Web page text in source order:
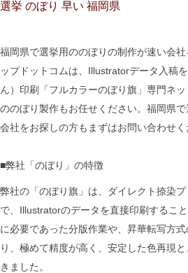
選挙 のぼり 早い 福岡県
福岡県で選挙用ののぼりの制作が速い会
ップドットコムは、Illustratorデータ入稿
ん）印刷「フルカラーのぼり旗」専門ネ
ののぼり製作もお任せください。福岡県
会社をお探しの方もまずはお問い合わせく
■弊社「のぼり」の特徴
弊社の「のぼり旗」は、ダイレクト捺染
で、Illustratorのデータを直接印刷するこ
に必要であった分版作業や、昇華転写方
り、極めて精度が高く、安定した色再現
きました。